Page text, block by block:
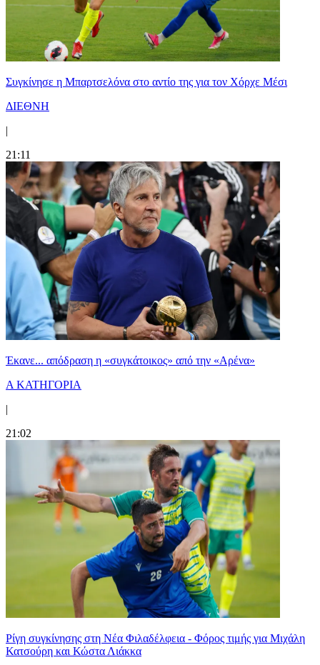
Συγκίνησε η Μπαρτσελόνα στο αντίο της για τον Χόρχε Μέσι
ΔΙΕΘΝΗ
|
21:11
Έκανε... απόδραση η «συγκάτοικος» από την «Αρένα»
Α ΚΑΤΗΓΟΡΙΑ
|
21:02
Ρίγη συγκίνησης στη Νέα Φιλαδέλφεια - Φόρος τιμής για Μιχάλη
Κατσούρη και Κώστα Λιάκκα